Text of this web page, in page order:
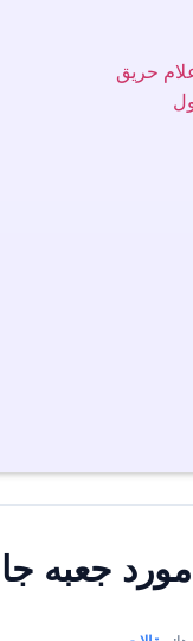
حریق
جعبه